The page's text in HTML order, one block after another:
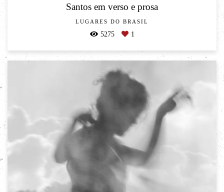
Santos em verso e prosa
LUGARES DO BRASIL
5275 1